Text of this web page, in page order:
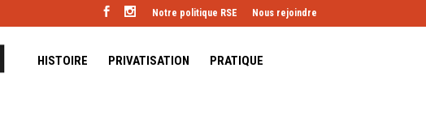
Notre politique RSE Nous rejoindre
HISTOIRE PRIVATISATION PRATIQUE